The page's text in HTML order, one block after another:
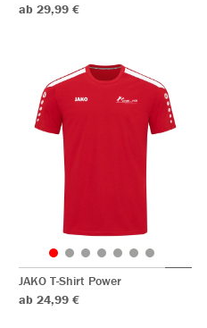
ab 29,99 €
JAKO T-Shirt Power
ab 24,99 €